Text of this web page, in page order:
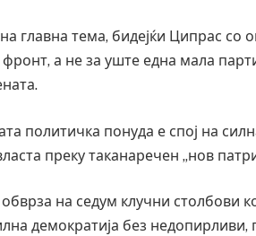
главна тема, бидејќи Ципрас со
а не за уште една мала
политичка понуда е спој на
преку таканаречен „нов
обврза на седум клучни столбови
демократија без